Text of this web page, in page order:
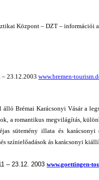
Központ – DZT – információi
– 23.12.2003 www.bremen-
álló Brémai Karácsonyi Vásár a
a romantikus megvilágítás,
sütemény illata és
színielőadások ás karácsonyi
– 23.12. 2003 www.goettingen-